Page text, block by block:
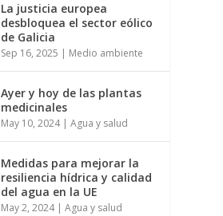
La justicia europea
desbloquea el sector eólico
de Galicia
Sep 16, 2025 | Medio ambiente
Ayer y hoy de las plantas
medicinales
May 10, 2024|Agua y salud
Medidas para mejorar la
resiliencia hídrica y calidad
del agua en la UE
May 2, 2024|Agua y salud